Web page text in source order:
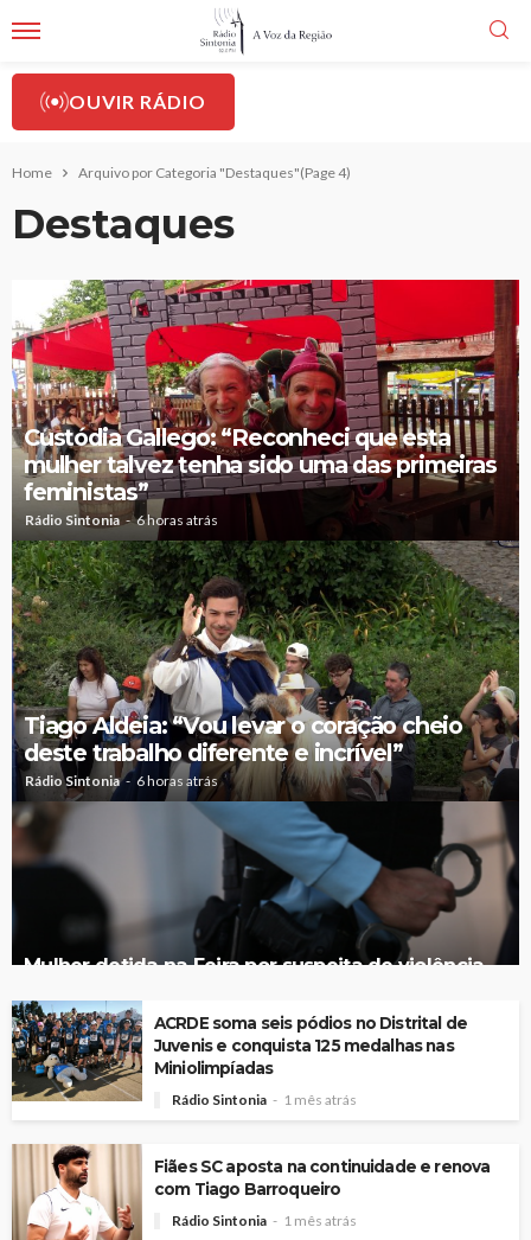
OUVIR RÁDIO
Home Arquivo por Categoria "Destaques"(Page 4)
Destaques
Custódia Gallego: “Reconheci que esta
mulher talvez tenha sido uma das primeiras
feministas”
Rádio Sintonia 6 horas atrás
Tiago Aldeia: “Vou levar o coração cheio
deste trabalho diferente e incrível”
Rádio Sintonia 6 horas atrás
Mulher detida na Feira por suspeita de violência
ACRDE soma seis pódios no Distrital de
Juvenis e conquista 125 medalhas nas
Miniolimpíadas
Rádio Sintonia 1 mês atrás
Fiães SC aposta na continuidade e renova
com Tiago Barroqueiro
Rádio Sintonia 1 mês atrás